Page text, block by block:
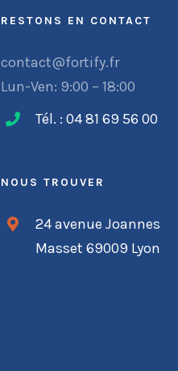
RESTONS EN CONTACT
contact@fortify.fr
Lun-Ven: 9:00 – 18:00
Tél. : 04 81 69 56 00
NOUS TROUVER
24 avenue Joannes
Masset 69009 Lyon